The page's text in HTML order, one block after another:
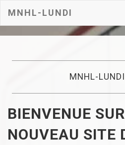
MNHL-LUNDI
MNHL-LUNDI
BIENVENUE
NOUVEAU SITE